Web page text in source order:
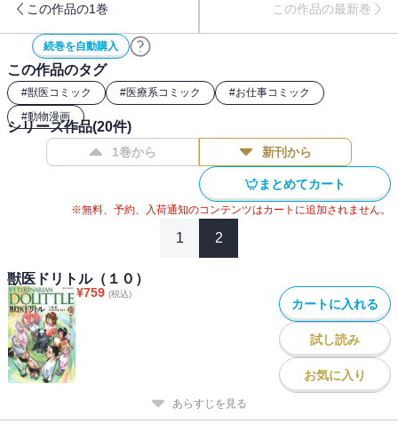
この作品の1巻 この作品の最新巻
続巻を自動購入
この作品のタグ
#獣医コミック #医療系コミック #お仕事コミック
#動物漫画
シリーズ作品(20件)
1巻から 新刊から
まとめてカート
※無料、予約、入荷通知のコンテンツはカートに追加されません。
1 2
獣医ドリトル（１０）
¥759 (税込)
カートに入れる
試し読み
お気に入り
あらすじを見る